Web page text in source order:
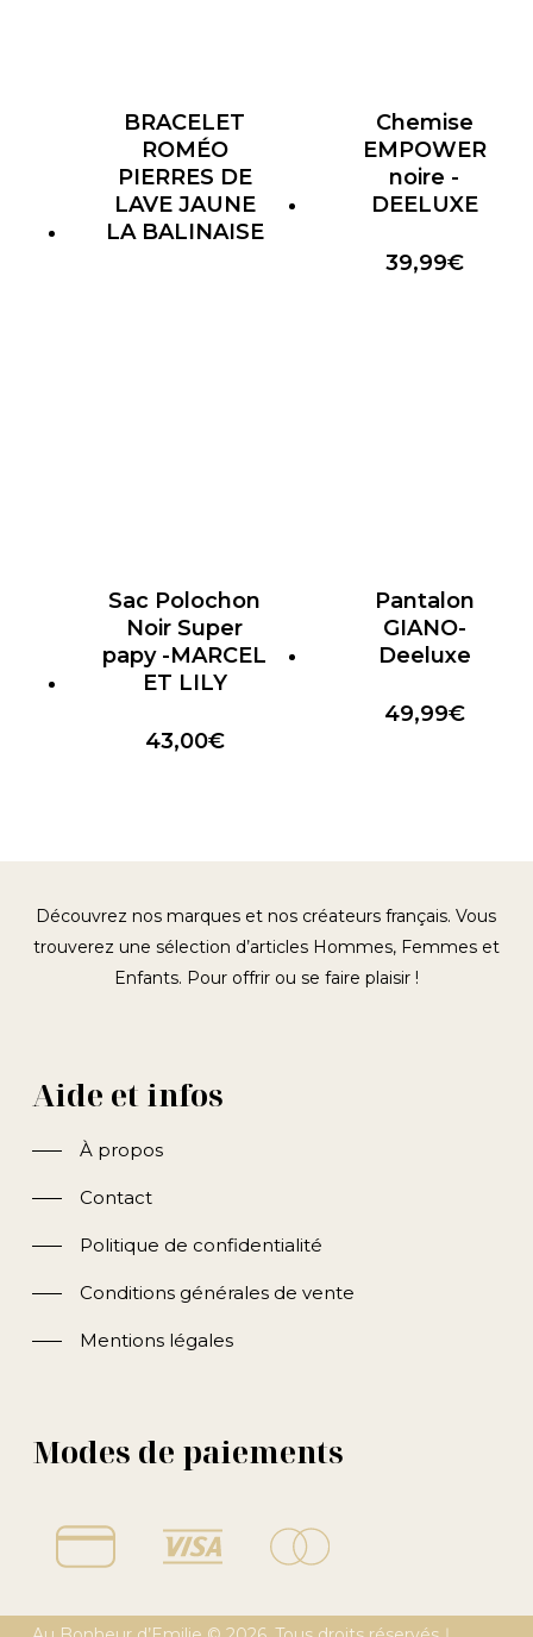
BRACELET
ROMÉO
PIERRES DE
LAVE JAUNE
LA BALINAISE
Chemise
EMPOWER
noire -
DEELUXE
39,99€
Sac Polochon
Noir Super
papy -MARCEL
ET LILY
43,00€
Pantalon
GIANO-
Deeluxe
49,99€
Découvrez nos marques et nos créateurs français. Vous
trouverez une sélection d’articles Hommes, Femmes et
Enfants. Pour offrir ou se faire plaisir !
Aide et infos
À propos
Contact
Politique de confidentialité
Conditions générales de vente
Mentions légales
Modes de paiements